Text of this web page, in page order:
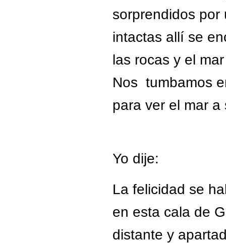
sorprendidos por
intactas allí se
las rocas y el
Nos tumbamos
para ver el mar a
Yo dije:
La felicidad se
en esta cala de
distante y